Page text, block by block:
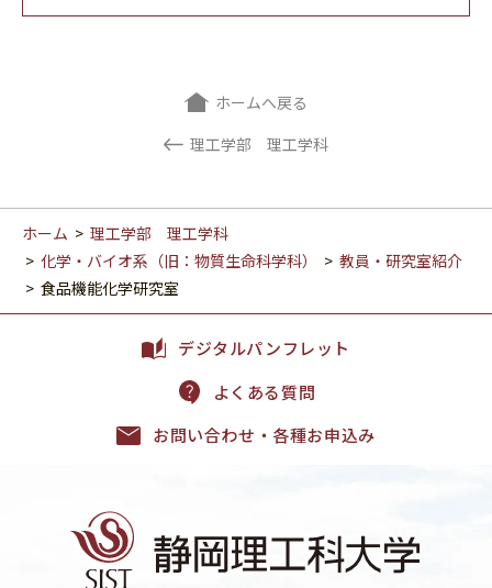
理工学部 理工学科
ホームへ戻る
ホーム > 理工学部 理工学科
> 化学・バイオ系（旧：物質生命科学科） > 教員・研究室紹介
> 食品機能化学研究室
デジタルパンフレット
よくある質問
お問い合わせ・各種お申込み